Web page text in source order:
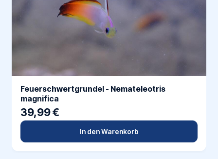
Feuerschwertgrundel - Nemateleotris
magnifica
39,99 €
In den Warenkorb